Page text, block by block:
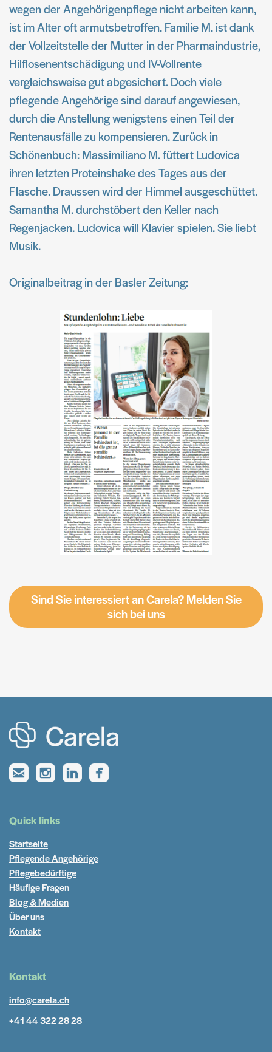
wegen der Angehörigenpflege nicht arbeiten kann,
ist im Alter oft armutsbetroffen. Familie M. ist dank
der Vollzeitstelle der Mutter in der Pharmaindustrie,
Hilflosenentschädigung und IV-Vollrente
vergleichsweise gut abgesichert. Doch viele
pflegende Angehörige sind darauf angewiesen,
durch die Anstellung wenigstens einen Teil der
Rentenausfälle zu kompensieren. Zurück in
Schönenbuch: Massimiliano M. füttert Ludovica
ihren letzten Proteinshake des Tages aus der
Flasche. Draussen wird der Himmel ausgeschüttet.
Samantha M. durchstöbert den Keller nach
Regenjacken. Ludovica will Klavier spielen. Sie liebt
Musik.
Originalbeitrag in der Basler Zeitung:
Sind Sie interessiert an Carela? Melden Sie
sich bei uns
Quick links
Startseite
Pflegende Angehörige
Pflegebedürftige
Häufige Fragen
Blog & Medien
Über uns
Kontakt
Kontakt
info@carela.ch
+41 44 322 28 28